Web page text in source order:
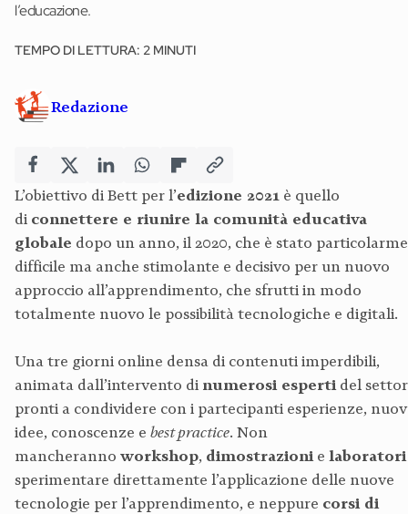
Chi siamo
Scrivi con noi
Contatti
Didattica Espresso
l’educazione.
TEMPO DI LETTURA: 2 MINUTI
Redazione
L’obiettivo di Bett per l’edizione 2021 è quello
di connettere e riunire la comunità educativa
globale dopo un anno, il 2020, che è stato
difficile ma anche stimolante e decisivo per un nuovo
approccio all’apprendimento, che sfrutti in modo
totalmente nuovo le possibilità tecnologiche e digitali.
Una tre giorni online densa di contenuti imperdibili,
animata dall’intervento di numerosi espertidel
pronti a condividere con i partecipanti esperienze,
idee, conoscenze e best practice. Non
mancheranno workshop, dimostrazionie laboratori
sperimentare direttamente l’applicazione delle nuove
tecnologie per l’apprendimento, e neppure corsi di